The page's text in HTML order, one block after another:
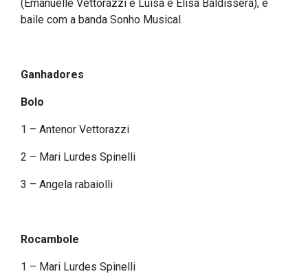
Notícias
(Emanuelle Vettorazzi e Luísa e Elisa Baldissera), e
baile com a banda Sonho Musical.
Ganhadores
Bolo
1 – Antenor Vettorazzi
2 – Mari Lurdes Spinelli
3 – Angela rabaiolli
Rocambole
1 – Mari Lurdes Spinelli